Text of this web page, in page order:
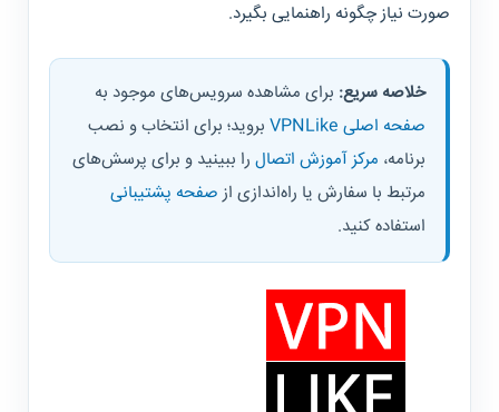
صورت نیاز چگونه راهنمایی بگیرد.
خلاصه سریع: برای مشاهده سرویس‌های موجود به
صفحه اصلی VPNLike
بروید؛ برای انتخاب و نصب
برنامه، مرکز آموزش اتصال را ببینید و برای پرسش‌های
مرتبط با سفارش یا راه‌اندازی از صفحه پشتیبانی
استفاده کنید.